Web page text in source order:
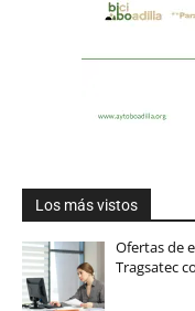
Los más vistos
Ofertas de
Tragsatec